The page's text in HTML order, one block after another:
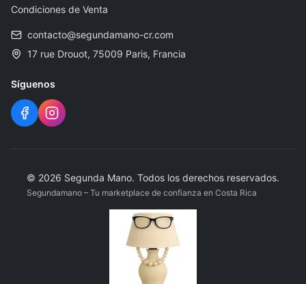
Condiciones de Venta
contacto@segundamano-cr.com
17 rue Drouot, 75009 Paris, Francia
Síguenos
© 2026 Segunda Mano. Todos los derechos reservados.
Segundamano – Tu marketplace de confianza en Costa Rica